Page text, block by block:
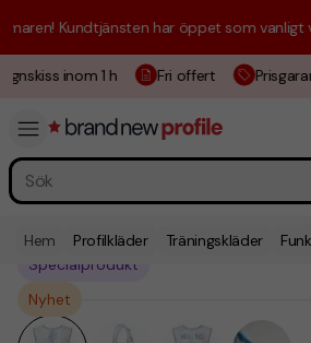
Kundtjänsten har öppet som vanligt
inom 1 h Fri offert
Hem Profilkläder Träningskläder
Nyhet
Specialprodukt